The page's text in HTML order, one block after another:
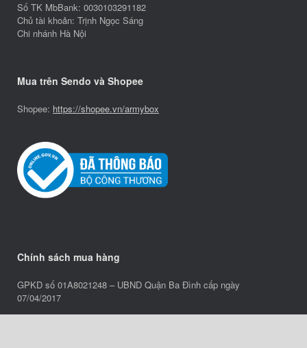
Số TK MbBank: 0030103291182
Chủ tài khoản: Trịnh Ngọc Sáng
Chi nhánh Hà Nội
Mua trên Sendo và Shopee
Shopee: https://shopee.vn/armybox
Chính sách mua hàng
GPKD số 01A8021248 – UBND Quận Ba Đình cấp ngày
07/04/2017